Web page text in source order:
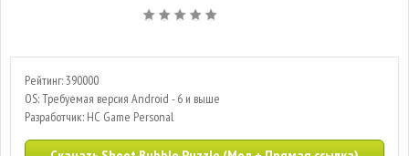
Рейтинг: 390000
OS: Требуемая версия Android - 6 и выше
Разработчик: HC Game Personal